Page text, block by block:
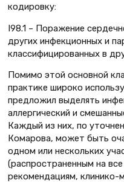
кодировку:
I98.1 – Поражение
других инфекционных и
классифицированных в
Помимо этой основной
практике широко
предложил выделять
аллергический и
Каждый из них, по
Комарова, может быть
одном или нескольких
(распространенным на
рекомендациям, клинико-